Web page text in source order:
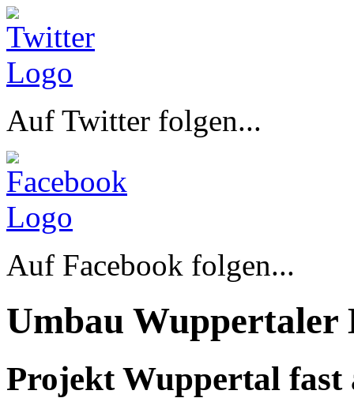
Auf Twitter folgen...
Auf Facebook folgen...
Umbau Wuppertaler
Projekt Wuppertal fast